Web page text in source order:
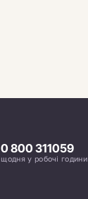
0 800 311059
щодня у робочі години